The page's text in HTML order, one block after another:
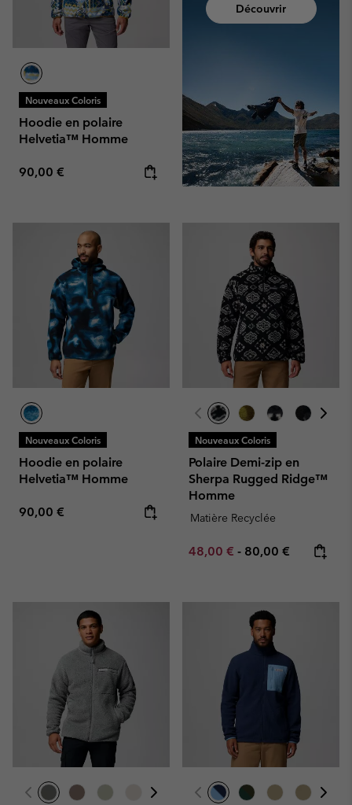
Nouveaux Coloris
Hoodie en polaire
Helvetia™ Homme
Regular price:
90,00 €
Découvrir
Nouveaux Coloris
Hoodie en polaire
Helvetia™ Homme
Regular price:
90,00 €
Nouveaux Coloris
Polaire Demi-zip en
Sherpa Rugged Ridge™
Homme
Matière Recyclée
Minimum sale price:
48,00 € - Maximum price:
80,00 €